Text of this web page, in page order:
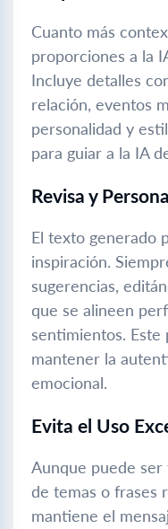
Cuanto más
proporciones a la
Incluye detalles
relación, eventos
personalidad y
para guiar a la IA
Revisa y
El texto generado
inspiración.
sugerencias,
que se alineen
sentimientos. Este
mantener la
emocional.
Evita el Uso
Aunque puede
de temas o frases
mantiene el